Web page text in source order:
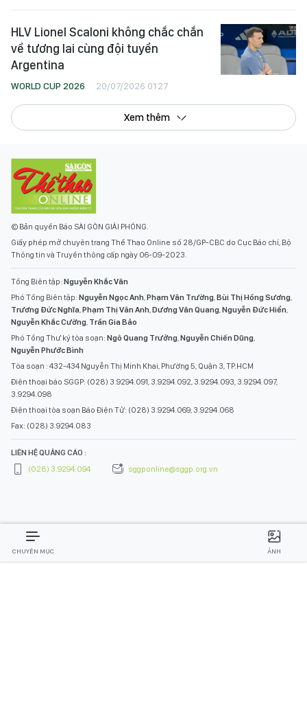
HLV Lionel Scaloni không chắc chắn
về tương lai cùng đội tuyển
Argentina
WORLD CUP 2026 20/07/2026 01:27
Xem thêm
© Bản quyền Báo SÀI GÒN GIẢI PHÓNG.
Giấy phép mở chuyên trang Thể Thao Online số 28/GP-CBC do Cục Báo chí, Bộ
Thông tin và Truyền thông cấp ngày 06-09-2023.
Tổng Biên tập: Nguyễn Khắc Văn
Phó Tổng Biên tập: Nguyễn Ngọc Anh,Phạm Văn Trường,Bùi Thị Hồng Sương,
Trương Đức Nghĩa,Phạm Thị Vân Anh,Dương Văn Quang,Nguyễn Đức Hiển,
Nguyễn Khắc Cường, Trần Gia Bảo
Phó Tổng Thư ký tòa soạn: Ngô Quang Trưởng,Nguyễn Chiến Dũng,
Nguyễn Phước Bình
Tòa soạn : 432-434 Nguyễn Thị Minh Khai, Phường 5, Quận 3, TP.HCM
Điện thoại báo SGGP: (028) 3.9294.091, 3.9294.092, 3.9294.093, 3.9294.097,
3.9294.098
Điện thoại tòa soạn Báo Điện Tử: (028) 3.9294.069, 3.9294.068
Fax: (028) 3.9294.083
LIÊN HỆ QUẢNG CÁO :
(028) 3.9294.094
sggponline@sggp.org.vn
CHUYÊN MỤC ẢNH